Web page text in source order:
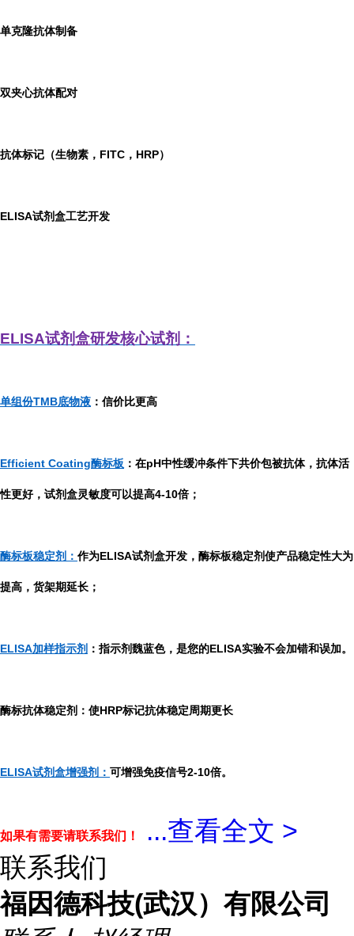
单克隆抗体制备
双夹心抗体配对
抗体标记（生物素，FITC，HRP）
ELISA试剂盒工艺开发
ELISA试剂盒研发核心试剂：
单组份TMB底物液 ：信价比更高
Efficient Coating酶标板 ：在pH中性缓冲条件下共价包被抗体，抗体活
性更好，试剂盒灵敏度可以提高4-10倍；
酶标板稳定剂： 作为ELISA试剂盒开发，酶标板稳定剂使产品稳定性大为
提高，货架期延长；
ELISA加样指示剂 ：指示剂魏蓝色，是您的ELISA实验不会加错和误加。
酶标抗体稳定剂：使HRP标记抗体稳定周期更长
ELISA试剂盒增强剂： 可增强免疫信号2-10倍。
如果有需要请联系我们！ ...查看全文 >
联系我们
福因德科技(武汉）有限公司